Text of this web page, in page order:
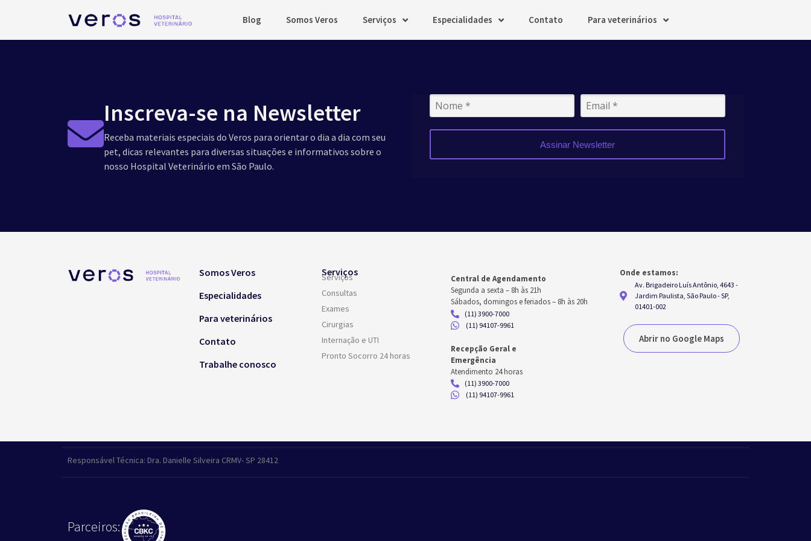
Blog Somos Veros Serviços Especialidades Contato Para veterinários
Inscreva-se na Newsletter
Receba materiais especiais do Veros para orientar o dia a dia com seu
pet, dicas relevantes para diversas situações e informativos sobre o
nosso Hospital Veterinário em São Paulo.
Assinar Newsletter
Somos Veros
Especialidades
Para veterinários
Contato
Trabalhe conosco
Serviços
Serviços
Consultas
Exames
Cirurgias
Internação e UTI
Pronto Socorro 24 horas
Central de Agendamento
Segunda a sexta – 8h às 21h
Sábados, domingos e feriados– 8h às 20h
(11) 3900-7000
(11) 94107-9961
Recepção Geral e
Emergência
Atendimento 24 horas
(11) 3900-7000
(11) 94107-9961
Onde estamos:
Av. Brigadeiro Luís Antônio, 4643 -
Jardim Paulista, São Paulo - SP,
01401-002
Abrir no Google Maps
Responsável Técnica: Dra. Danielle Silveira CRMV- SP 28412
Parceiros: